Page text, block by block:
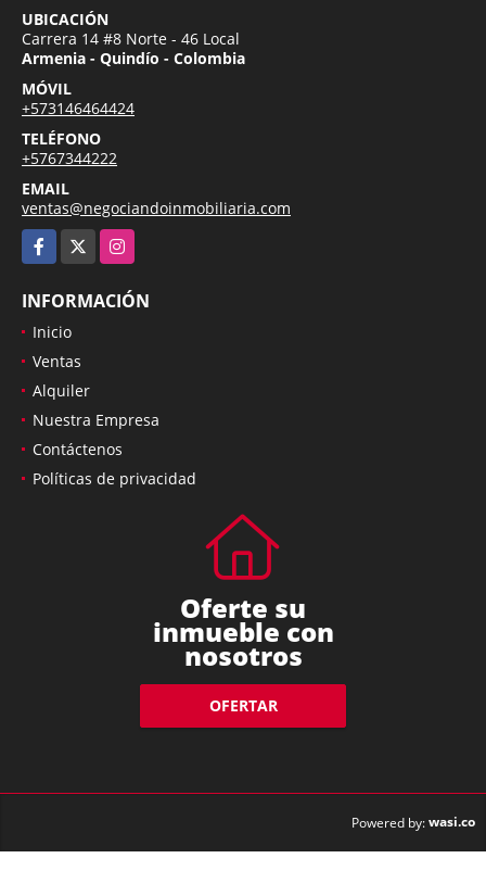
UBICACIÓN
Carrera 14 #8 Norte - 46 Local
Armenia - Quindío - Colombia
MÓVIL
+573146464424
TELÉFONO
+5767344222
EMAIL
ventas@negociandoinmobiliaria.com
Facebook
Instagram
INFORMACIÓN
Inicio
Ventas
Alquiler
Nuestra Empresa
Contáctenos
Políticas de privacidad
Oferte su
inmueble con
nosotros
OFERTAR
Powered by:wasi.co